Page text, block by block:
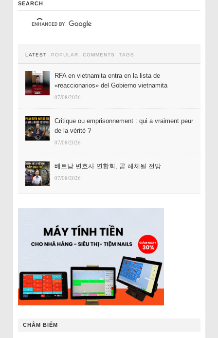
SEARCH
LATEST POPULAR COMMENTS TAGS
RFA en vietnamita entra en la lista de
«reaccionarios» del Gobierno vietnamita
07/08/2026
Critique ou emprisonnement : qui a vraiment peur
de la vérité ?
07/08/2026
베트남 변호사 연합회, 곧 해체될 전망
07/08/2026
CHÂM BIẾM